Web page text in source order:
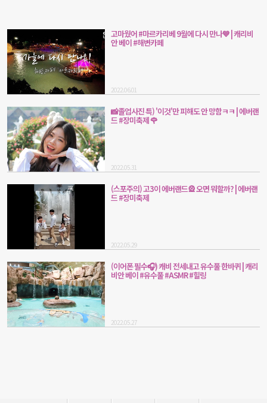
고마웠어 #마르카리베 9월에 다시 만나💙 | 캐리비
안 베이 #해변카페
2022.06.01
📸졸업사진 특) '이것'만 피해도 안 망함ㅋㅋ | 에버랜
드 #장미축제 🌹
2022.05.31
(스포주의) 고3이 에버랜드🎡 오면 뭐할까? | 에버랜
드 #장미축제
2022.05.29
(이어폰 필수🎧) 캐비 전세내고 유수풀 한바퀴 | 캐리
비안 베이 #유수풀 #ASMR #힐링
2022.05.27